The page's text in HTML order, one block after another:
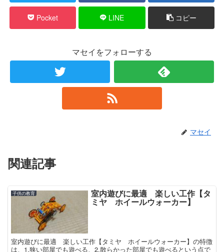
Pocket LINE コピー
マセイをフォローする
マセイ
関連記事
子供の教育 室内遊びに最適 楽しい工作【タ
ミヤ ホイールウォーカー】
室内遊びに最適 楽しい工作【タミヤ ホイールウォーカー】の特徴
は、1.狭い部屋でも遊べる、2.散らかった部屋でも遊べるという点で